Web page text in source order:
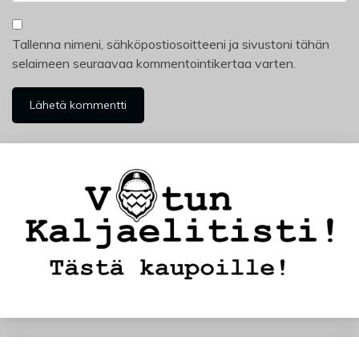
Tallenna nimeni, sähköpostiosoitteeni ja sivustoni tähän
selaimeen seuraavaa kommentointikertaa varten.